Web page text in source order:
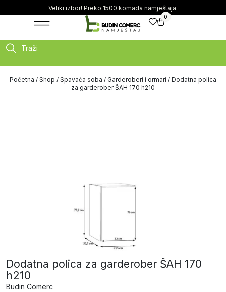
Veliki izbor! Preko 1500 komada namještaja.
0
Traži
Početna / Shop / Spavaća soba / Garderoberi i ormari / Dodatna polica
za garderober ŠAH 170 h210
Dodatna polica za garderober ŠAH 170
h210
Budin Comerc